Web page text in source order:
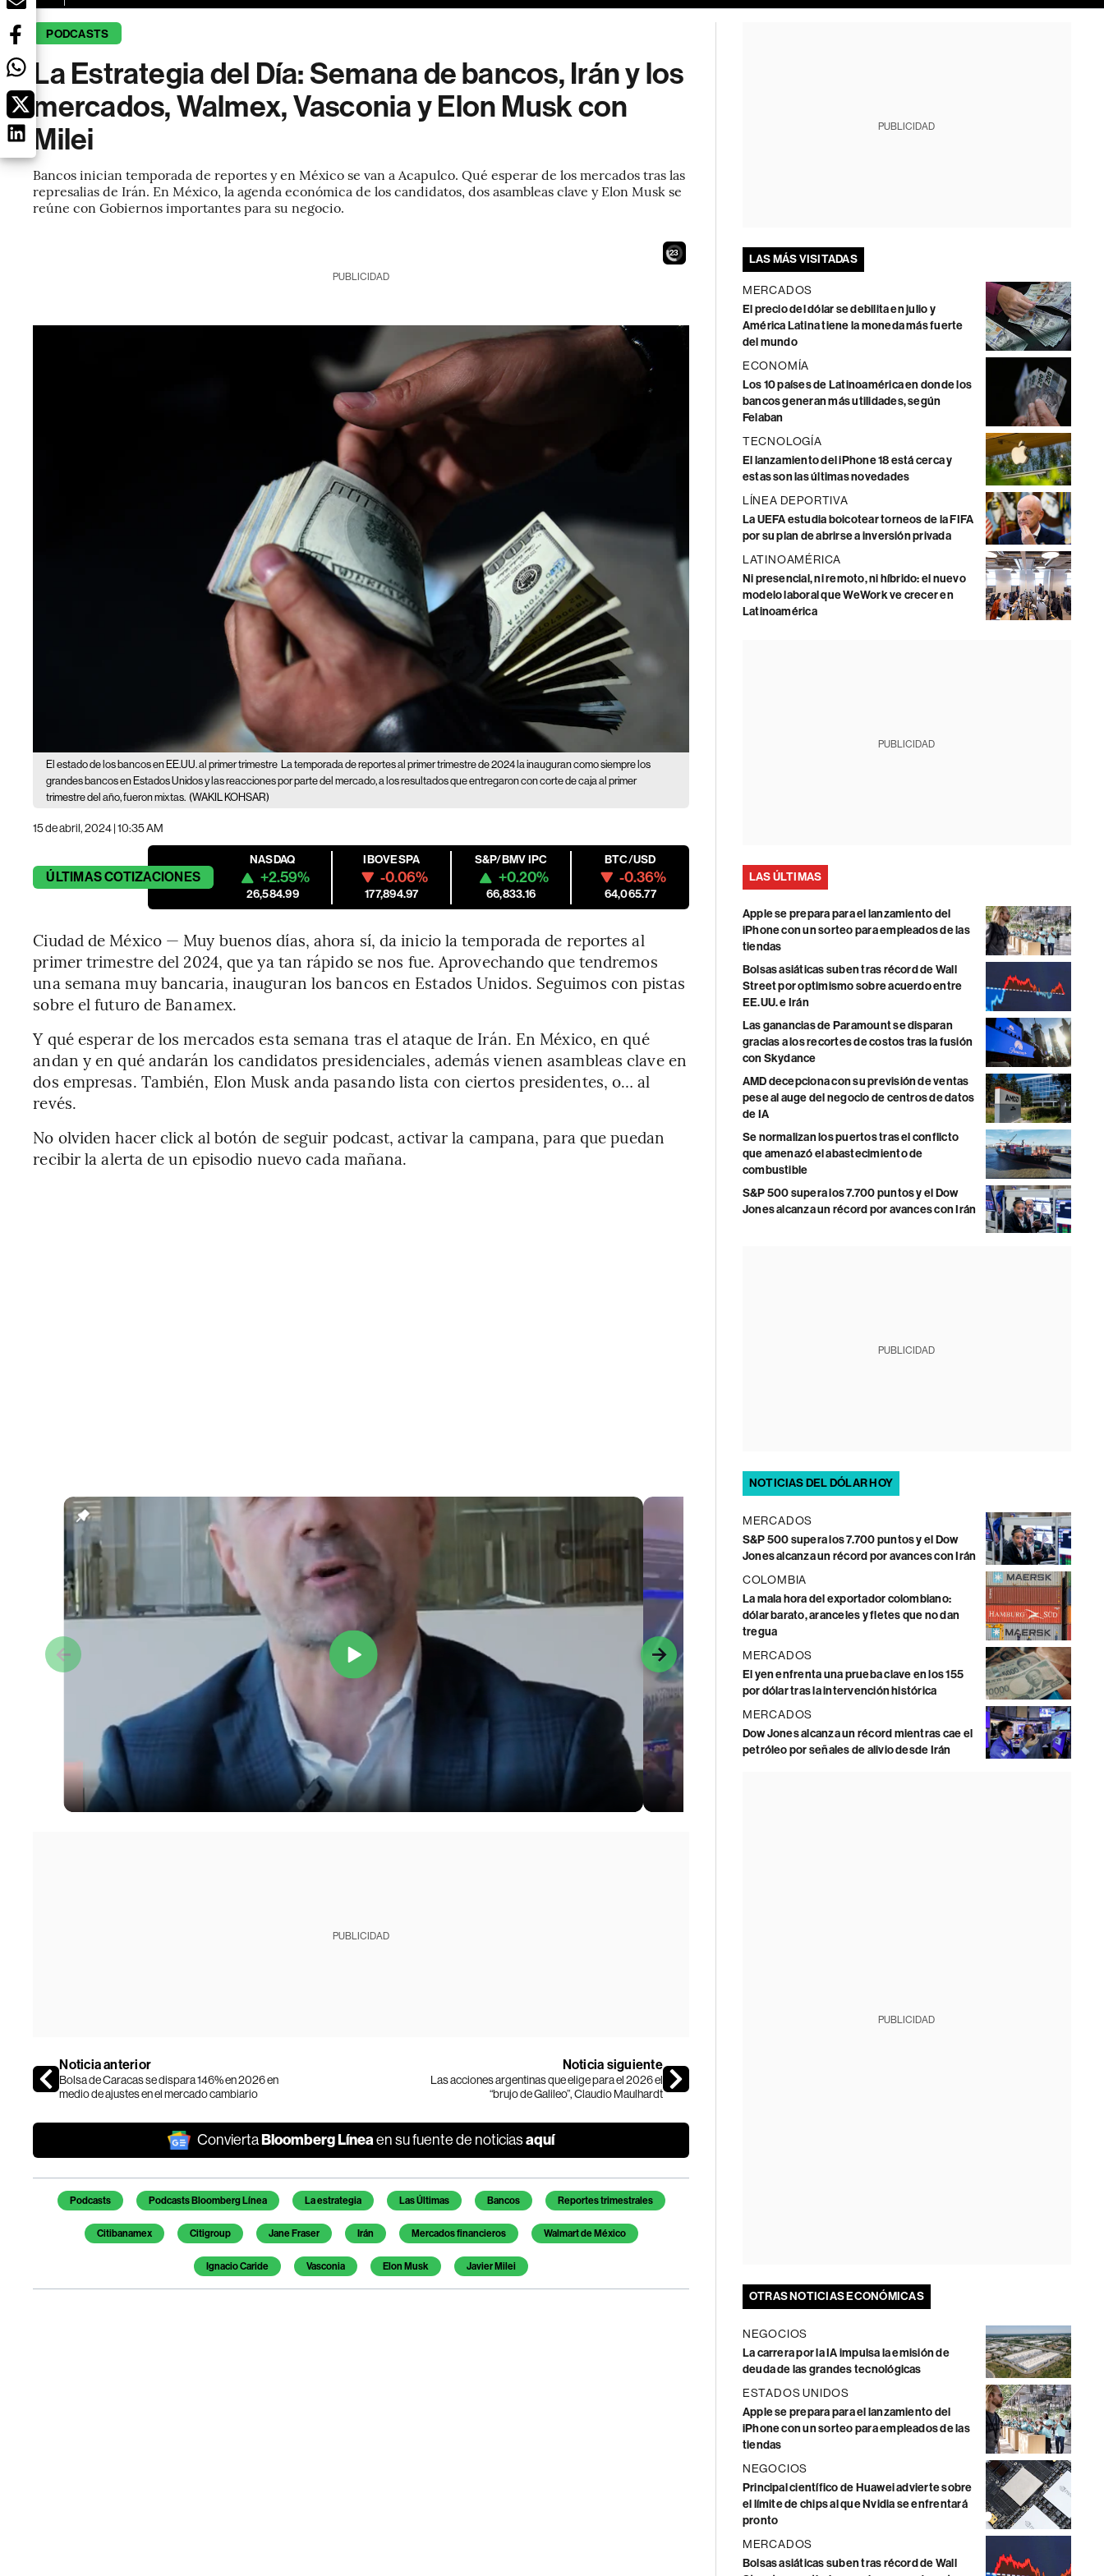
PODCASTS
La Estrategia del Día: Semana de bancos, Irán y los
mercados, Walmex, Vasconia y Elon Musk con
Milei
Bancos inician temporada de reportes y en México se van a Acapulco. Qué esperar de los mercados tras las
represalias de Irán. En México, la agenda económica de los candidatos, dos asambleas clave y Elon Musk se
reúne con Gobiernos importantes para su negocio.
21
PUBLICIDAD
El estado de los bancos en EE.UU. al primer trimestre La temporada de reportes al primer trimestre de 2024 la inauguran como siempre los
grandes bancos en Estados Unidos y las reacciones por parte del mercado, a los resultados que entregaron con corte de caja al primer
trimestre del año, fueron mixtas. (WAKIL KOHSAR)
15 de abril, 2024 | 10:35 AM
ÚLTIMASCOTIZACIONES
NASDAQ
+2.59%
26,584.99
IBOVESPA
-0.06%
177,894.97
S&P/BMV IPC
+0.20%
66,833.16
BTC/USD
-0.36%
64,065.77
Ciudad de México — Muy buenos días, ahora sí, da inicio la temporada de reportes al
primer trimestre del 2024, que ya tan rápido se nos fue. Aprovechando que tendremos
una semana muy bancaria, inauguran los bancos en Estados Unidos. Seguimos con pistas
sobre el futuro de Banamex.
Y qué esperar de los mercados esta semana tras el ataque de Irán. En México, en qué
andan y en qué andarán los candidatos presidenciales, además vienen asambleas clave en
dos empresas. También, Elon Musk anda pasando lista con ciertos presidentes, o… al
revés.
No olviden hacer click al botón de seguir podcast, activar la campana, para que puedan
recibir la alerta de un episodio nuevo cada mañana.
PUBLICIDAD
Noticia anterior
Bolsa de Caracas se dispara 146% en 2026 en
medio de ajustes en el mercado cambiario
Noticia siguiente
Las acciones argentinas que elige para el 2026 el
“brujo de Galileo”, Claudio Maulhardt
ConviertaBloomberg Líneaen su fuente de noticiasaquí
Temas de este artículo
Podcasts Podcasts Bloomberg Línea La estrategia Las Últimas Bancos Reportes trimestrales
Citibanamex Citigroup Jane Fraser Irán Mercados financieros Walmart de México
Ignacio Caride Vasconia Elon Musk Javier Milei
PUBLICIDAD
LAS MÁS VISITADAS
MERCADOS
El precio del dólar se debilita en julio y
América Latina tiene la moneda más fuerte
del mundo
ECONOMÍA
Los 10 países de Latinoamérica en donde los
bancos generan más utilidades, según
Felaban
TECNOLOGÍA
El lanzamiento del iPhone 18 está cerca y
estas son las últimas novedades
LÍNEA DEPORTIVA
La UEFA estudia boicotear torneos de la FIFA
por su plan de abrirse a inversión privada
LATINOAMÉRICA
Ni presencial, ni remoto, ni híbrido: el nuevo
modelo laboral que WeWork ve crecer en
Latinoamérica
PUBLICIDAD
LAS ÚLTIMAS
Apple se prepara para el lanzamiento del
iPhone con un sorteo para empleados de las
tiendas
Bolsas asiáticas suben tras récord de Wall
Street por optimismo sobre acuerdo entre
EE.UU. e Irán
Las ganancias de Paramount se disparan
gracias a los recortes de costos tras la fusión
con Skydance
AMD decepciona con su previsión de ventas
pese al auge del negocio de centros de datos
de IA
Se normalizan los puertos tras el conflicto
que amenazó el abastecimiento de
combustible
S&P 500 supera los 7.700 puntos y el Dow
Jones alcanza un récord por avances con Irán
PUBLICIDAD
NOTICIAS DEL DÓLAR HOY
MERCADOS
S&P 500 supera los 7.700 puntos y el Dow
Jones alcanza un récord por avances con Irán
COLOMBIA
La mala hora del exportador colombiano:
dólar barato, aranceles y fletes que no dan
tregua
MERCADOS
El yen enfrenta una prueba clave en los 155
por dólar tras la intervención histórica
MERCADOS
Dow Jones alcanza un récord mientras cae el
petróleo por señales de alivio desde Irán
PUBLICIDAD
OTRAS NOTICIAS ECONÓMICAS
NEGOCIOS
La carrera por la IA impulsa la emisión de
deuda de las grandes tecnológicas
ESTADOS UNIDOS
Apple se prepara para el lanzamiento del
iPhone con un sorteo para empleados de las
tiendas
NEGOCIOS
Principal científico de Huawei advierte sobre
el límite de chips al que Nvidia se enfrentará
pronto
MERCADOS
Bolsas asiáticas suben tras récord de Wall